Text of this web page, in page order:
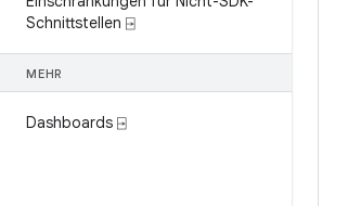
Schnittstellen ⍈
MEHR
Dashboards ⍈